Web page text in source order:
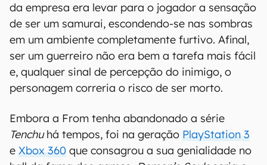
da empresa era levar para o jogador a sensação
de ser um samurai, escondendo-se nas sombras
em um ambiente completamente furtivo. Afinal,
ser um guerreiro não era bem a tarefa mais fácil
e, qualquer sinal de percepção do inimigo, o
personagem correria o risco de ser morto.
Embora a From tenha abandonado a série
Tenchuhá tempos, foi na geração PlayStation 3
e Xbox 360 que consagrou a sua genialidade no